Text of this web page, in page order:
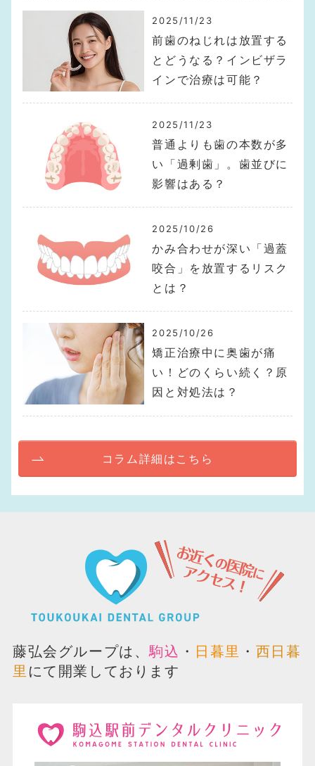
2025/11/23
前歯のねじれは放置する
とどうなる？インビザラ
インで治療は可能？
2025/11/23
普通よりも歯の本数が多
い「過剰歯」。歯並びに
影響はある？
2025/10/26
かみ合わせが深い「過蓋
咬合」を放置するリスク
とは？
2025/10/26
矯正治療中に奥歯が痛
い！どのくらい続く？原
因と対処法は？
コラム詳細はこちら
藤弘会グループは、駒込 ・ 日暮里 ・ 西日暮
里 にて開業しております